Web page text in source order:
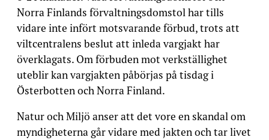
Norra Finlands förvaltningsdomstol har tills
vidare inte infört motsvarande förbud, trots att
viltcentralens beslut att inleda vargjakt har
överklagats. Om förbuden mot verkställighet
uteblir kan vargjakten påbörjas på tisdag i
Österbotten och Norra Finland.
Natur och Miljö anser att det vore en skandal om
myndigheterna går vidare med jakten och tar livet